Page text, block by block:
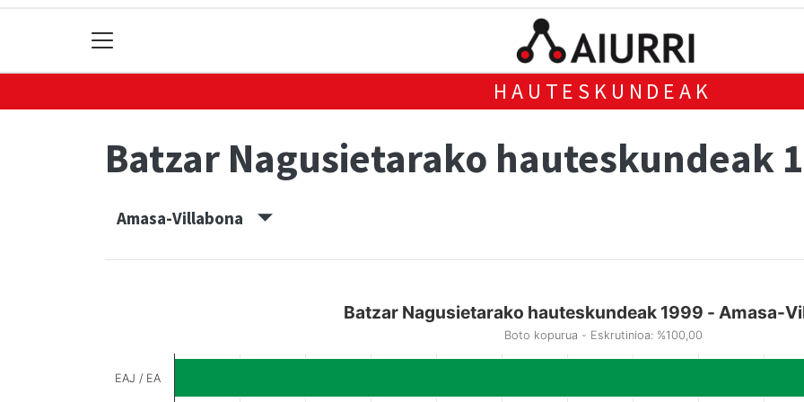
HAUTESKUNDEAK
Batzar Nagusietarako hauteskundeak
Amasa-Villabona
Batzar Nagusietarako hauteskundeak 1999 - Amasa-
Boto kopurua - Eskrutinioa: %100,00
EAJ / EA